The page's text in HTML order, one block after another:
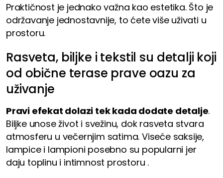
Praktičnost je jednako važna kao estetika. Što je
održavanje jednostavnije, to ćete više uživati u
prostoru.
Rasveta, biljke i tekstil su detalji koji
od obične terase prave oazu za
uživanje
Pravi efekat dolazi tek kada dodate detalje.
Biljke unose život i svežinu, dok rasveta stvara
atmosferu u večernjim satima. Viseće saksije,
lampice i lampioni posebno su popularni jer
daju toplinu i intimnost prostoru .